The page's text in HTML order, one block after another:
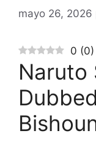
mayo 26, 2026
0 (0)
Naruto